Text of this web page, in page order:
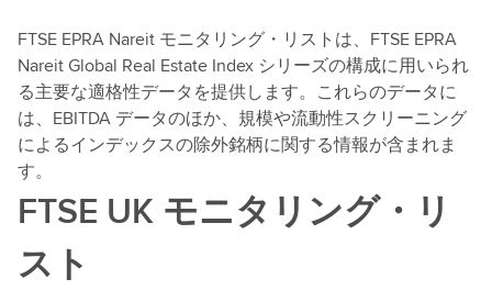
FTSE EPRA Nareit モニタリング・リストは、FTSE EPRA
Nareit Global Real Estate Index シリーズの構成に用いられ
る主要な適格性データを提供します。これらのデータに
は、EBITDA データのほか、規模や流動性スクリーニング
によるインデックスの除外銘柄に関する情報が含まれま
す。
FTSE UK モニタリング・リ
スト